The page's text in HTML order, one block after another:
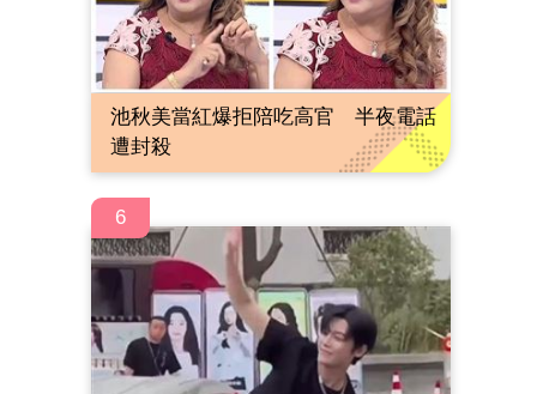
池秋美當紅爆拒陪吃高官 半夜電話
遭封殺
6